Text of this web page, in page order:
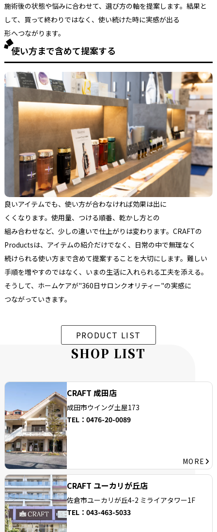
施術後の状態や悩みに合わせて、 選び方の軸を提案します。 結果と
して、 買って終わりではなく、 使い続けた時に実感が出る
形へつながります。
使い方まで含めて提案する
良いアイテムでも、 使い方が合わなければ効果は出に
くくなります。 使用量、 つける順番、 乾かし方との
組み合わせなど、 少しの違いで仕上がりは変わります。 CRAFTの
Productsは、 アイテムの紹介だけでなく、 日常の中で無理なく
続けられる使い方まで含めて提案する ことを大切にします。 難しい
手順を増やすのではなく、 いまの生活に入れられる工夫を添える。
そうして、 ホームケアが"360日サロンクオリティー"の実感に
つながっていきます。
PRODUCT LIST
SHOP LIST
CRAFT 成田店
成田市ウイング土屋173
TEL：0476-20-0089
MORE
CRAFT ユーカリが丘店
佐倉市ユーカリが丘4-2 ミライアタワー1F
TEL：043-463-5033